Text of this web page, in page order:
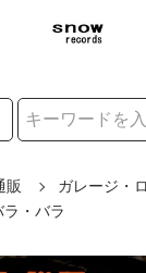
販
ガレージ・
・バラ